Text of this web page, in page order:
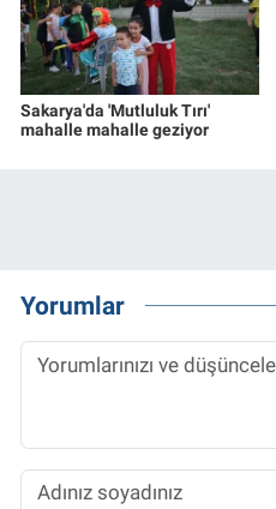
Sakarya'da 'Mutluluk Tırı'
mahalle mahalle geziyor
Yorumlar